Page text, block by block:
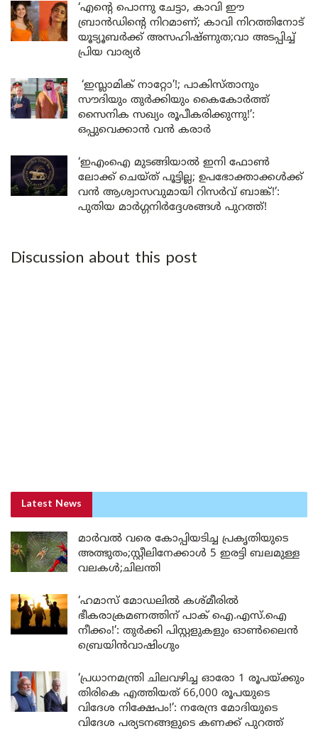
‘എന്റെ പൊന്നു ചേട്ടാ, കാവി ഈ
ബ്രാൻഡിന്റെ നിറമാണ്; കാവി നിറത്തിനോട്
യൂട്യൂബർക്ക് അസഹിഷ്ണുത;വാ അടപ്പിച്ച്
പ്രിയ വാര്യർ
‘ഇസ്ലാമിക് നാറ്റോ’!; പാകിസ്താനും
സൗദിയും തുർക്കിയും കൈകോർത്ത്
സൈനിക സഖ്യം രൂപീകരിക്കുന്നു!’:
ഒപ്പുവെക്കാൻ വൻ കരാർ
‘ഇഎംഐ മുടങ്ങിയാൽ ഇനി ഫോൺ
ലോക്ക് ചെയ്ത് പൂട്ടില്ല; ഉപഭോക്താക്കൾക്ക്
വൻ ആശ്വാസവുമായി റിസർവ് ബാങ്ക്!’:
പുതിയ മാർഗ്ഗനിർദ്ദേശങ്ങൾ പുറത്ത്!
Discussion about this post
Latest News
മാർവൽ വരെ കോപ്പിയടിച്ച പ്രകൃതിയുടെ
അത്ഭുതം;സ്റ്റീലിനേക്കാൾ 5 ഇരട്ടി ബലമുള്ള
വലകൾ;ചിലന്തി
‘ഹമാസ് മോഡലിൽ കശ്മീരിൽ
ഭീകരാക്രമണത്തിന് പാക് ഐ.എസ്.ഐ
നീക്കം!’: തുർക്കി പിസ്റ്റളുകളും ഓൺലൈൻ
ബ്രെയിൻവാഷിംഗും
‘പ്രധാനമന്ത്രി ചിലവഴിച്ച ഓരോ 1 രൂപയ്ക്കും
തിരികെ എത്തിയത് 66,000 രൂപയുടെ
വിദേശ നിക്ഷേപം!’: നരേന്ദ്ര മോദിയുടെ
വിദേശ പര്യടനങ്ങളുടെ കണക്ക് പുറത്ത്